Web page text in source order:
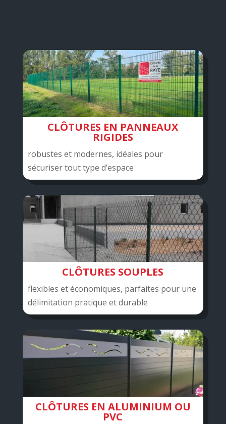
CLÔTURES EN PANNEAUX
RIGIDES
robustes et modernes, idéales pour
sécuriser tout type d’espace
CLÔTURES SOUPLES
flexibles et économiques, parfaites pour une
délimitation pratique et durable
CLÔTURES EN ALUMINIUM OU
PVC